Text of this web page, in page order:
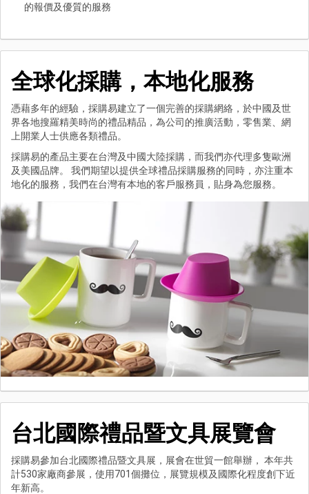
的報價及優質的服務
全球化採購，本地化服務
憑藉多年的經驗，採購易建立了一個完善的採購網絡，於中國及世
界各地搜羅精美時尚的禮品精品，為公司的推廣活動，零售業、網
上開業人士供應各類禮品。
採購易的產品主要在台灣及中國大陸採購，而我們亦代理多隻歐洲
及美國品牌。 我們期望以提供全球禮品採購服務的同時，亦注重本
地化的服務，我們在台灣有本地的客戶服務員，貼身為您服務。
台北國際禮品暨文具展覽會
採購易參加台北國際禮品暨文具展，展會在世貿一館舉辦， 本年共
計530家廠商參展，使用701個攤位，展覽規模及國際化程度創下近
年新高。